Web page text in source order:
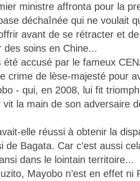
ministre affronta pour la
déchaînée qui ne voulait
avant de se rétracter et
des soins en Chine...
été accusé par le fameux
crime de lèse-majesté pour
- qui, en 2008, lui fit
la main de son adversaire
elle réussi à obtenir la
de Bagata. Car c’est aussi
dans le lointain territoire...
Mayobo n’est en effet ni